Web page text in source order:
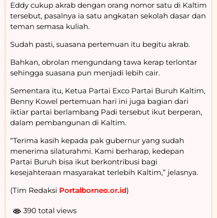
Eddy cukup akrab dengan orang nomor satu di Kaltim
tersebut, pasalnya ia satu angkatan sekolah dasar dan
teman semasa kuliah.
Sudah pasti, suasana pertemuan itu begitu akrab.
Bahkan, obrolan mengundang tawa kerap terlontar
sehingga suasana pun menjadi lebih cair.
Sementara itu, Ketua Partai Exco Partai Buruh Kaltim,
Benny Kowel pertemuan hari ini juga bagian dari
iktiar partai berlambang Padi tersebut ikut berperan,
dalam pembangunan di Kaltim.
“Terima kasih kepada pak gubernur yang sudah
menerima silaturahmi. Kami berharap, kedepan
Partai Buruh bisa ikut berkontribusi bagi
kesejahteraan masyarakat terlebih Kaltim,” jelasnya.
(Tim Redaksi Portalborneo.or.id)
390 total views